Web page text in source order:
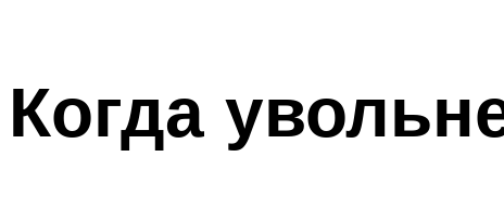
Когда